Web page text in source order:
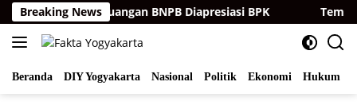
Langsung
ke
konten
Breaking News
Laporan Keuangan BNPB Diapresiasi BPK
Beranda DIY Yogyakarta Nasional Politik Ekonomi Hukum